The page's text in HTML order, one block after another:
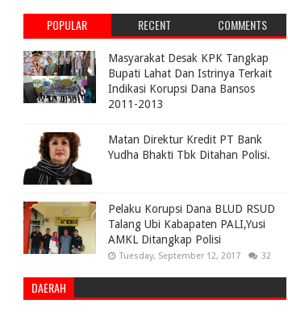
POPULAR RECENT COMMENTS
Masyarakat Desak KPK Tangkap
Bupati Lahat Dan Istrinya Terkait
Indikasi Korupsi Dana Bansos
2011-2013
Matan Direktur Kredit PT Bank
Yudha Bhakti Tbk Ditahan Polisi.
Pelaku Korupsi Dana BLUD RSUD
Talang Ubi Kabapaten PALI,Yusi
AMKL Ditangkap Polisi
Tuesday, September 12, 2017 32
DAERAH